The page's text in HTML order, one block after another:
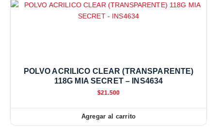
POLVO ACRILICO CLEAR (TRANSPARENTE)
118G MIA SECRET – INS4634
$21.500
Agregar al carrito